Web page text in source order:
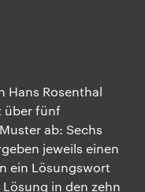
Hans Rosenthal
über fünf
ab: Sechs
jeweils einen
ein Lösungswort
in den zehn